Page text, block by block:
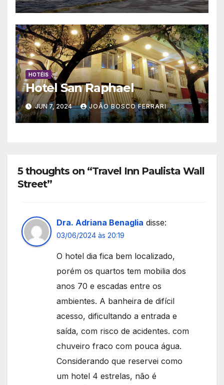
HOTÉIS
Hotel San Raphael
JUN 7, 2024 JOÃO BOSCO FERRARI
5 thoughts on “Travel Inn Paulista Wall
Street”
Dra. Adriana Benaglia disse:
03/06/2024 às 20:19
O hotel dia fica bem localizado,
porém os quartos tem mobilia dos
anos 70 e escadas entre os
ambientes. A banheira de difícil
acesso, dificultando a entrada e
saída, com risco de acidentes. com
chuveiro fraco com pouca água.
Considerando que reservei como
um hotel 4 estrelas, não é